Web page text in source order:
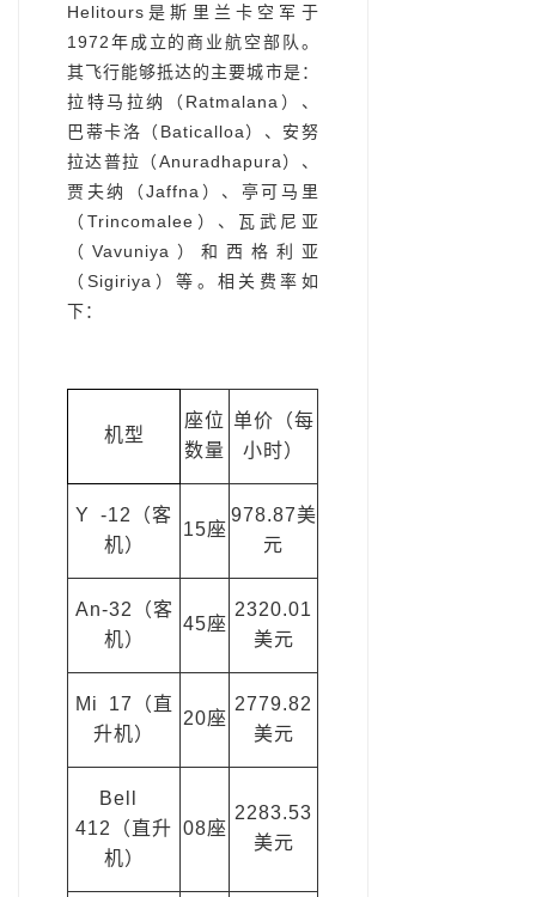
Helitours是斯里兰卡空军于
1972年成立的商业航空部队。
其飞行能够抵达的主要城市是：
拉特马拉纳（Ratmalana）、
巴蒂卡洛（Baticalloa）、安努
拉达普拉（Anuradhapura）、
贾夫纳（Jaffna）、亭可马里
（Trincomalee）、瓦武尼亚
（Vavuniya）和西格利亚
（Sigiriya）等。相关费率如
下：
机型
座位
数量
单价（每
小时）
Y -12（客
机）
15座
978.87美
元
An-32（客
机）
45座
2320.01
美元
Mi 17（直
升机）
20座
2779.82
美元
Bell
412（直升
机）
08座
2283.53
美元